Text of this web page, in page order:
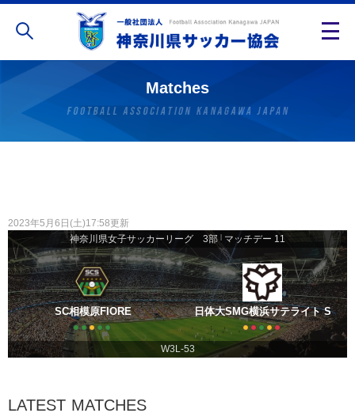
Matches
2023年5月6日(土)17:58更新
神奈川県女子サッカーリーグ 3部
マッチデー 11
SC相模原FIORE 日体大SMG横浜サテライト S
W3L-53
LATEST MATCHES